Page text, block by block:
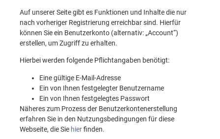
Auf unserer Seite gibt es Funktionen und Inhalte die nur
nach vorheriger Registrierung erreichbar sind. Hierfür
können Sie ein Benutzerkonto (alternativ: „Account“)
erstellen, um Zugriff zu erhalten.
Hierbei werden folgende Pflichtangaben benötigt:
Eine gültige E-Mail-Adresse
Ein von Ihnen festgelegter Benutzername
Ein von Ihnen festgelegtes Passwort
Näheres zum Prozess der Benutzerkontenerstellung
erfahren Sie in den Nutzungsbedingungen für diese
Webseite, die Sie hierfinden.